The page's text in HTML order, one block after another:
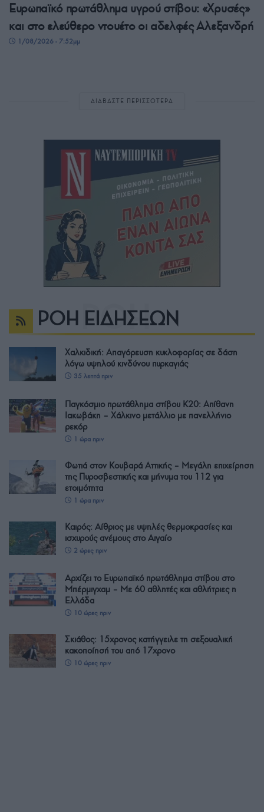
Ευρωπαϊκό πρωτάθλημα υγρού στίβου: «Χρυσές»
και στο ελεύθερο ντουέτο οι αδελφές Αλεξανδρή
1/08/2026 - 7:52μμ
ΔΙΑΒΑΣΤΕ ΠΕΡΙΣΣΟΤΕΡΑ
ΡΟΗ ΕΙΔΗΣΕΩΝ
Χαλκιδική: Απαγόρευση κυκλοφορίας σε δάση
λόγω υψηλού κινδύνου πυρκαγιάς
35 λεπτά πριν
Παγκόσμιο πρωτάθλημα στίβου Κ20: Απίθανη
Ιακωβάκη – Χάλκινο μετάλλιο με πανελλήνιο
ρεκόρ
1 ώρα πριν
Φωτιά στον Κουβαρά Αττικής – Μεγάλη επιχείρηση
της Πυροσβεστικής και μήνυμα του 112 για
ετοιμότητα
1 ώρα πριν
Καιρός: Αίθριος με υψηλές θερμοκρασίες και
ισχυρούς ανέμους στο Αιγαίο
2 ώρες πριν
Αρχίζει το Ευρωπαϊκό πρωτάθλημα στίβου στο
Μπέρμιγχαμ – Με 60 αθλητές και αθλήτριες η
Ελλάδα
10 ώρες πριν
Σκιάθος: 15χρονος κατήγγειλε τη σεξουαλική
κακοποίησή του από 17χρονο
10 ώρες πριν